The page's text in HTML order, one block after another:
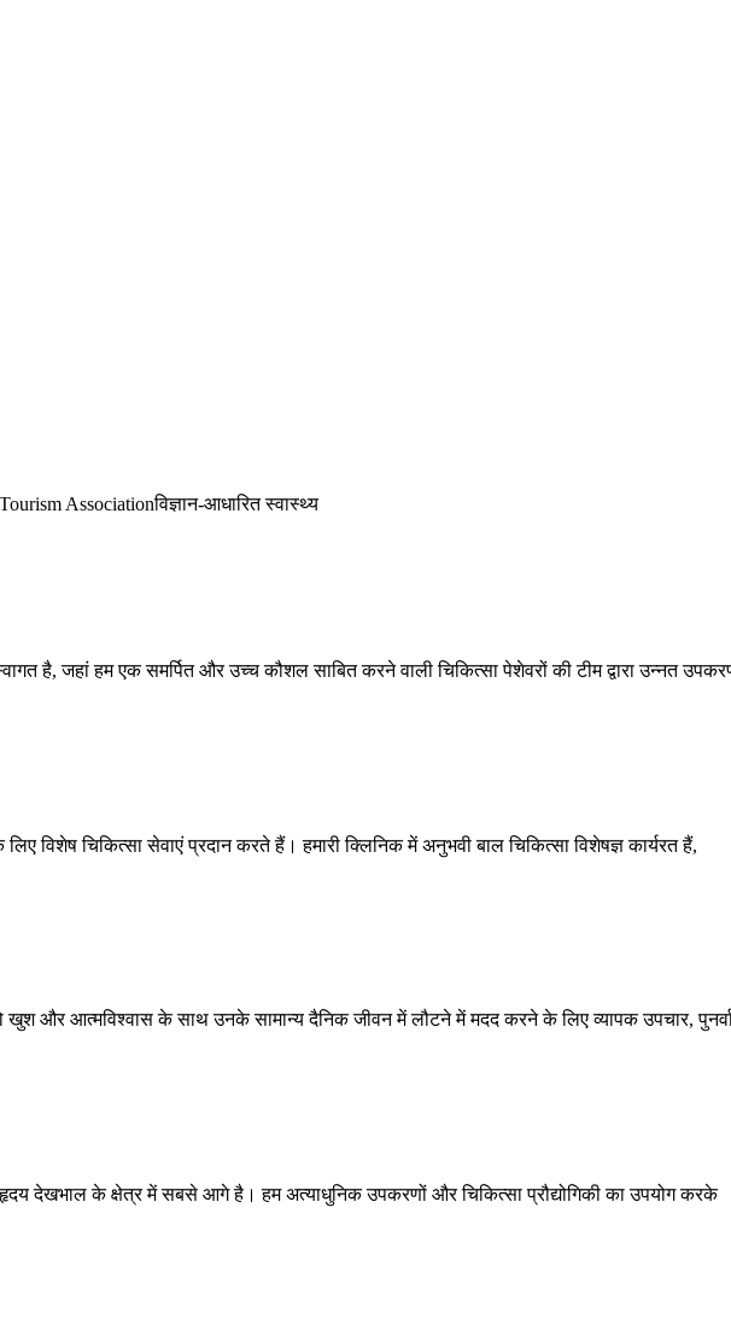
Associationविज्ञान-आधारित स्वास्थ्य
है, जहां हम एक समर्पित और उच्च कौशल साबित करने वाली चिकित्सा पेशेवरों की टीम द्वारा उन्नत
विशेष चिकित्सा सेवाएं प्रदान करते हैं। हमारी क्लिनिक में अनुभवी बाल चिकित्सा विशेषज्ञ कार्यरत हैं,
खुश और आत्मविश्वास के साथ उनके सामान्य दैनिक जीवन में लौटने में मदद करने के लिए व्यापक उपचार,
देखभाल के क्षेत्र में सबसे आगे है। हम अत्याधुनिक उपकरणों और चिकित्सा प्रौद्योगिकी का उपयोग करके